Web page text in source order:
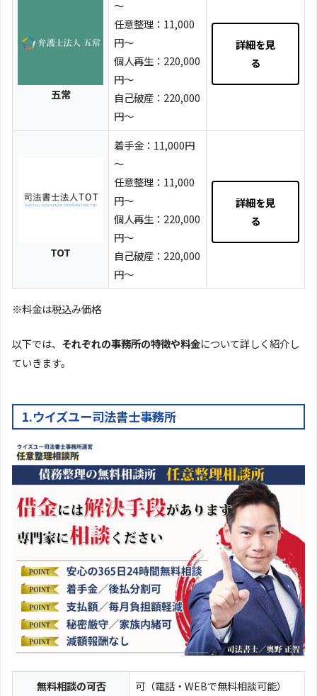
五常
～
任意整理：11,000
円～
個人再生：220,000
円～
自己破産：220,000
円～
詳細を見
る
TOT
着手金：11,000円
～
任意整理：11,000
円～
個人再生：220,000
円～
自己破産：220,000
円～
詳細を見
る
※料金は税込み価格
以下では、 それぞれの事務所の特徴や料金について詳しく紹介し
ていきます。
1.ウイズユー司法書士事務所
無料相談の可否 可（電話・WEBで無料相談可能）